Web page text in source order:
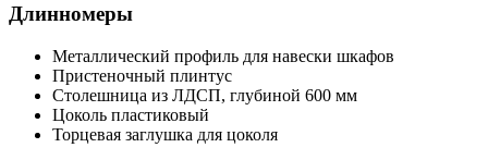
Длинномеры
Металлический профиль для навески шкафов
Пристеночный плинтус
Столешница из ЛДСП, глубиной 600 мм
Цоколь пластиковый
Торцевая заглушка для цоколя